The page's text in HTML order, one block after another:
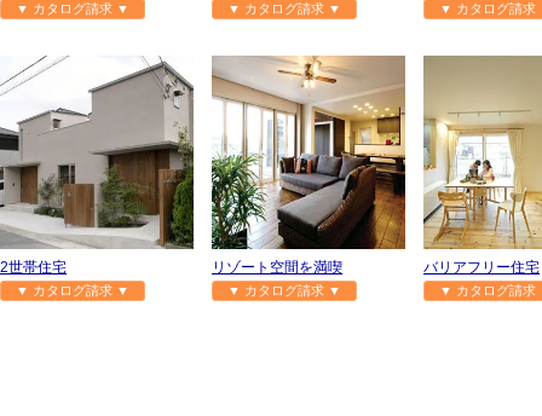
▼ カタログ請求 ▼
▼ カタログ請求 ▼
▼ カタログ請
2世帯住宅
▼ カタログ請求 ▼
リゾート空間を満喫
▼ カタログ請求 ▼
バリアフリー住宅
▼ カタログ請